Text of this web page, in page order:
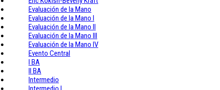
Evaluación de la Mano
Evaluación de la Mano I
Evaluación de la Mano II
Evaluación de la Mano III
Evaluación de la Mano IV
Evento Central
I BA
II BA
Intermedio